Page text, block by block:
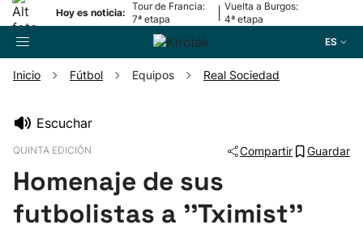
Hoy es noticia:
Tour de Francia:
7ª etapa
Vuelta a Burgos:
4ª etapa
ES
Pelota
Inicio Fútbol Equipos Real Sociedad
Escuchar
QUINTA EDICIÓN Compartir Guardar
Homenaje de sus
futbolistas a ''Tximist''